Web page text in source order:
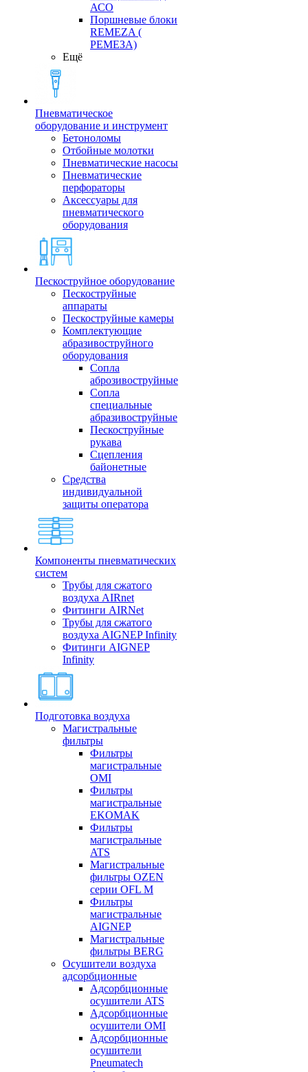
АСО
Поршневые блоки
REMEZA (
РЕМЕЗА)
Ещё
Пневматическое
оборудование и инструмент
Бетоноломы
Отбойные молотки
Пневматические насосы
Пневматические
перфораторы
Аксессуары для
пневматического
оборудования
Пескоструйное оборудование
Пескоструйные
аппараты
Пескоструйные камеры
Комплектующие
абразивоструйного
оборудования
Сопла
аброзивоструйные
Сопла
специальные
абразивоструйные
Пескоструйные
рукава
Сцепления
байонетные
Средства
индивидуальной
защиты оператора
Компоненты пневматических
систем
Трубы для сжатого
воздуха AIRnet
Фитинги AIRNet
Трубы для сжатого
воздуха AIGNEP Infinity
Фитинги AIGNEP
Infinity
Подготовка воздуха
Магистральные
фильтры
Фильтры
магистральные
OMI
Фильтры
магистральные
EKOMAK
Фильтры
магистральные
ATS
Магистральные
фильтры OZEN
серии OFL M
Фильтры
магистральные
AIGNEP
Магистральные
фильтры BERG
Осушители воздуха
адсорбционные
Адсорбционные
осушители ATS
Адсорбционные
осушители OMI
Адсорбционные
осушители
Pneumatech